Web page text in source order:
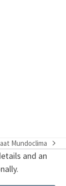
Mundoclima
and an